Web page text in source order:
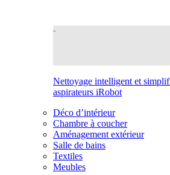
Nettoyage intelligent et
aspirateurs iRobot
Déco d’intérieur
Chambre à coucher
Aménagement extérieur
Salle de bains
Textiles
Meubles